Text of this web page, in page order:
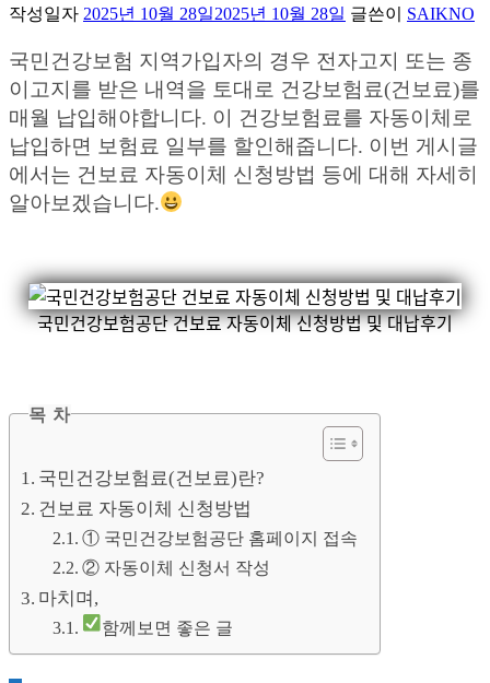
작성일자 2025년 10월 28일2025년 10월 28일 글쓴이 SAIKNO
국민건강보험 지역가입자의 경우 전자고지 또는 종
이고지를 받은 내역을 토대로 건강보험료(건보료)를
매월 납입해야합니다. 이 건강보험료를 자동이체로
납입하면 보험료 일부를 할인해줍니다. 이번 게시글
에서는 건보료 자동이체 신청방법 등에 대해 자세히
알아보겠습니다.
국민건강보험공단 건보료 자동이체 신청방법 및 대납후기
목 차
국민건강보험료(건보료)란?
건보료 자동이체 신청방법
① 국민건강보험공단 홈페이지 접속
② 자동이체 신청서 작성
마치며,
함께보면 좋은 글